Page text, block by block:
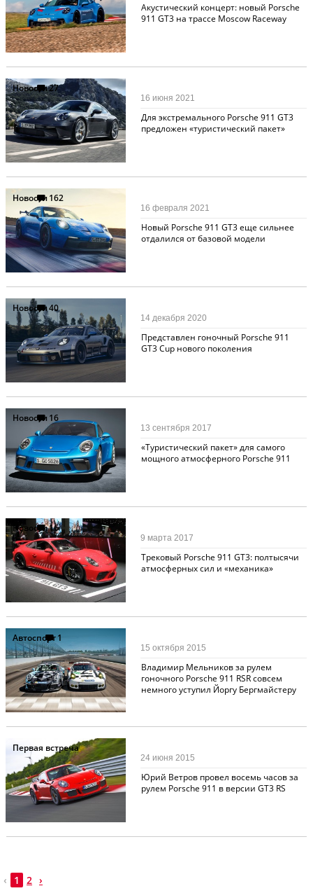
Акустический концерт: новый Porsche
911 GT3 на трассе Moscow Raceway
Новости27
Для экстремального Porsche 911 GT3
предложен «туристический пакет»
16 июня 2021
Новости162
Новый Porsche 911 GT3 еще сильнее
отдалился от базовой модели
16 февраля 2021
Новости40
Представлен гоночный Porsche 911
GT3 Cup нового поколения
14 декабря 2020
Новости 16
«Туристический пакет» для самого
мощного атмосферного Porsche 911
13 сентября 2017
Новости16
Трековый Porsche 911 GT3: полтысячи
атмосферных сил и «механика»
9 марта 2017
Автоспорт1
Владимир Мельников за рулем
гоночного Porsche 911 RSR совсем
немного уступил Йоргу Бергмайстеру
15 октября 2015
Первая встреча
Юрий Ветров провел восемь часов за
рулем Porsche 911 в версии GT3 RS
24 июня 2015
‹ 1 2 ›